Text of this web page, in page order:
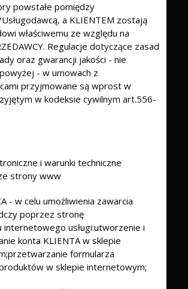
powstałe pomiędzy
a KLIENTEM zostają
właściwemu ze względu na
Regulacje dotyczące zasad
oraz gwarancji jakości - nie
- w umowach z
przyjmowane są wprost w
w kodeksie cywilnym art.556-
i warunki techniczne
strony www
- w celu umożliwienia zawarcia
poprzez stronę
internetowego usługi:utworzenie i
konta KLIENTA w sklepie
formularza
w sklepie internetowym;